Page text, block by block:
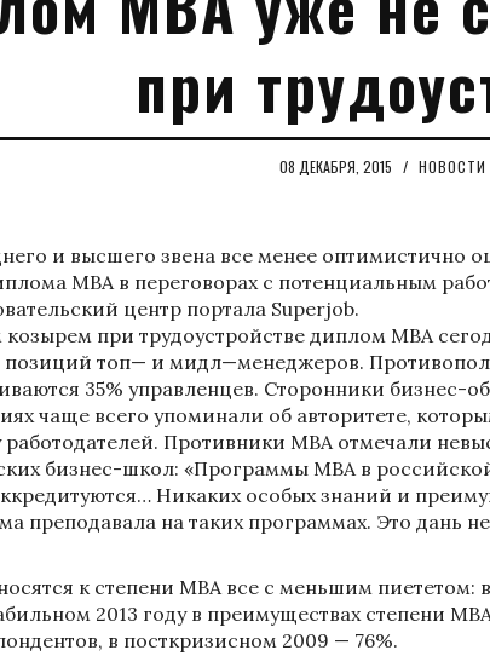
при
08 ДЕКАБРЯ, 2015 / НОВОСТИ
и высшего звена все менее оптимистично
МВА в переговорах с потенциальным
центр портала Superjob.
при трудоустройстве диплом МВА
позиций топ— и мидл—менеджеров.
35% управленцев. Сторонники бизнес-
чаще всего упоминали об авторитете,
работодателей. Противники МВА отмечали
бизнес-школ: «Программы MBA в
Никаких особых знаний и
преподавала на таких программах. Это дань
к степени МВА все с меньшим пиететом: в
2013 году в преимуществах степени
в посткризисном 2009 — 76%.